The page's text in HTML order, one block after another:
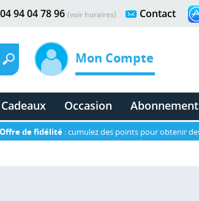
Contact
04 94 04 78 96 (voir horaires)
Mon Compte
Cadeaux Occasion
Offre de fidélité : cumulez des points pour obtenir